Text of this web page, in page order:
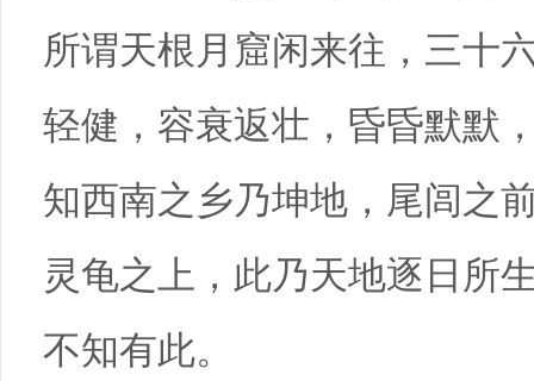
所谓天根月窟闲来往，三十
轻健，容衰返壮，昏昏默默
知西南之乡乃坤地，尾闾之
灵龟之上，此乃天地逐日所
不知有此。